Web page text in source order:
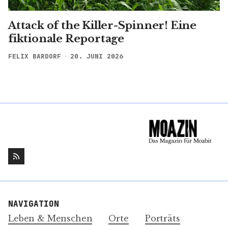
Attack of the Killer-Spinner! Eine
fiktionale Reportage
FELIX BARDORF 20. JUNI 2026
NAVIGATION
Leben & Menschen Orte
Porträts